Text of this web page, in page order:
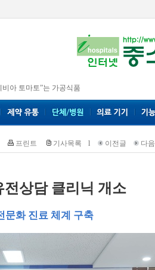
비아 토마토”는 가공식품
프린트 기사목록 l 이전글 다
전상담 클리닉 개소
문화 진료 체계 구축